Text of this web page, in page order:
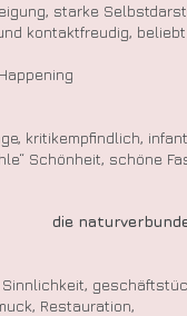
starke
kontaktfreudig,
kritikempfindlich,
Schönheit, schöne
die
Restauration,